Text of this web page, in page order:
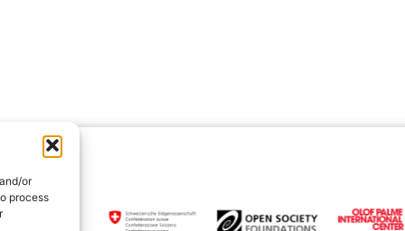
or
process